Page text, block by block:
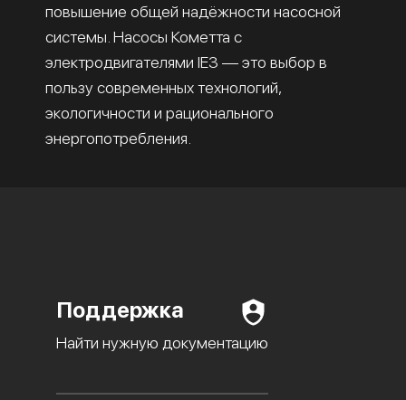
повышение общей надёжности насосной
системы. Насосы Кометта с
электродвигателями IE3 — это выбор в
пользу современных технологий,
экологичности и рационального
энергопотребления.
Поддержка
Найти нужную документацию